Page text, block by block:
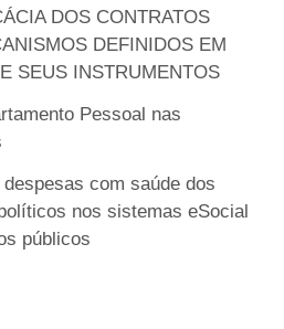
DOS CONTRATOS
DEFINIDOS EM
SEUS INSTRUMENTOS
Pessoal nas
com saúde dos
nos sistemas eSocial
públicos